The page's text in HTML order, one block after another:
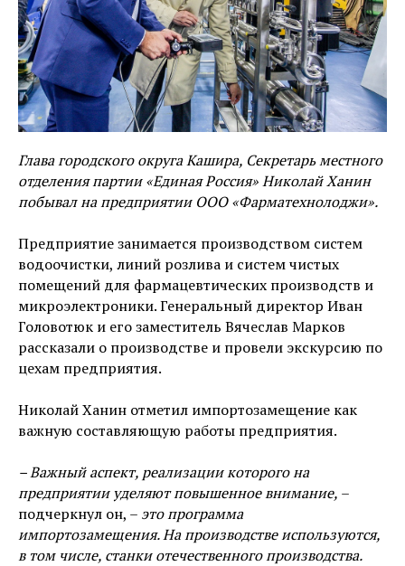
Глава городского округа Кашира, Секретарь местного
отделения партии «Единая Россия» Николай Ханин
побывал на предприятии ООО «Фарматехнолоджи».
Предприятие занимается производством систем
водоочистки, линий розлива и систем чистых
помещений для фармацевтических производств и
микроэлектроники. Генеральный директор Иван
Головотюк и его заместитель Вячеслав Марков
рассказали о производстве и провели экскурсию по
цехам предприятия.
Николай Ханин отметил импортозамещение как
важную составляющую работы предприятия.
– Важный аспект, реализации которого на
предприятии уделяют повышенное внимание, –
подчеркнул он, – это программа
импортозамещения. На производстве используются,
в том числе, станки отечественного производства.